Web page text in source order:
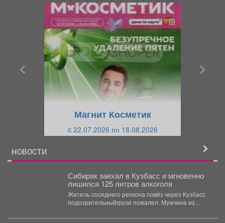
Магнит Косметик
c 22.07.2026 по 18.08.2026
НОВОСТИ
Сибиряк заехал в Кузбасс и мгновенно
лишился 125 литров алкоголя
Житель соседнего региона повёз через Кузбасс
подозрительныйгрузи пожалел. Мужчина из